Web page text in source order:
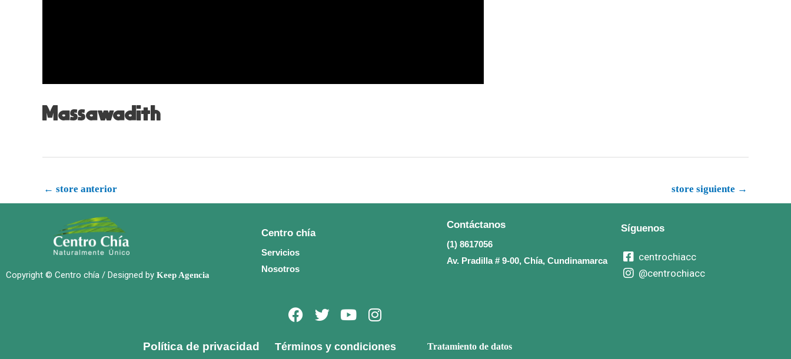
Massawadith
← store anterior store siguiente →
Copyright © Centro chía / Designed by Keep Agencia
Centro chía
Servicios
Nosotros
Contáctanos
(1) 8617056
Av. Pradilla # 9-00, Chía, Cundinamarca
Síguenos
centrochiacc
@centrochiacc
F
a
c
e
T
w
i
t
Y
u
t
I
n
s
t
Política de privacidad
Términos y condiciones
Tratamiento de datos